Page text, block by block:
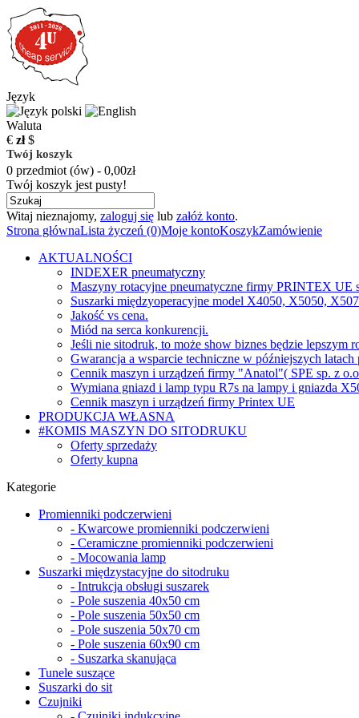
Język
Waluta
€ zł $
Twój koszyk
0 przedmiot (ów) - 0,00zł
Twój koszyk jest pusty!
Witaj nieznajomy, zaloguj się lub załóż konto.
Strona głównaLista życzeń (0)Moje kontoKoszykZamówienie
AKTUALNOŚCI
INDEXER pneumatyczny
Maszyny rotacyjne pneumatyczne firmy PRINTEX UE
Suszarki międzyoperacyjne model X4050, X5050,
Jakość vs cena.
Miód na serca konkurencji.
Jeśli nie sitodruk, to może show biznes będzie lepszym
Gwarancja a wsparcie techniczne w późniejszych latach
Cennik maszyn i urządzeń firmy "Anatol"( SPE sp. z
Wymiana gniazd i lamp typu R7s na lampy i gniazda
Cennik maszyn i urządzeń firmy Printex UE
PRODUKCJA WŁASNA
#KOMIS MASZYN DO SITODRUKU
Oferty sprzedaży
Oferty kupna
Kategorie
Promienniki podczerwieni
- Kwarcowe promienniki podczerwieni
- Ceramiczne promienniki podczerwieni
- Mocowania lamp
Suszarki międzystacyjne do sitodruku
- Intrukcja obsługi suszarek
- Pole suszenia 40x50 cm
- Pole suszenia 50x50 cm
- Pole suszenia 50x70 cm
- Pole suszenia 60x90 cm
- Suszarka skanująca
Tunele suszące
Suszarki do sit
Czujniki